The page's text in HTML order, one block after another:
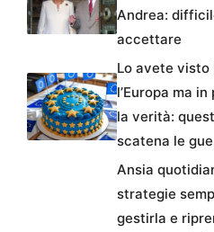
Andrea:
accettare
Lo avete visto
l’Europa ma
la verità:
scatena le
Ansia
strategie
gestirla e